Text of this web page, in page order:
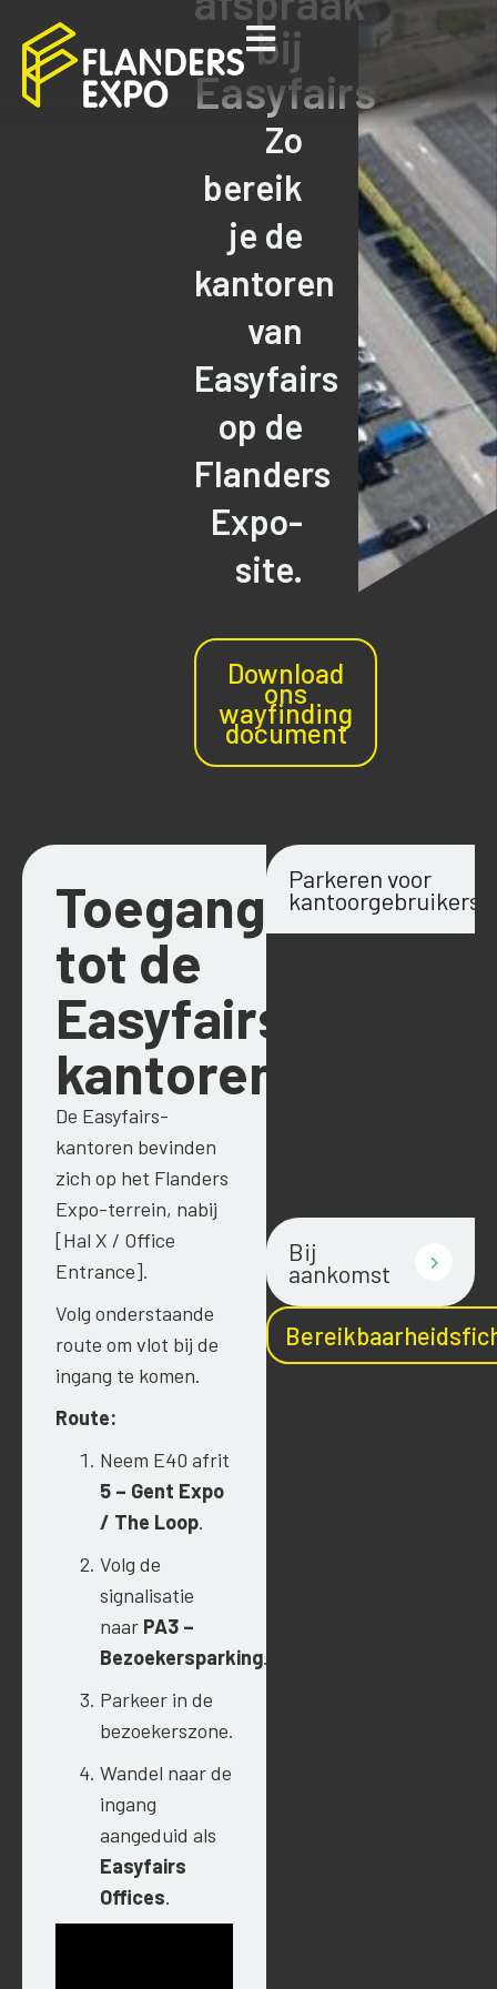
bij
Easyfairs
Zo
bereik
je de
kantoren
van
Easyfairs
op de
Flanders
Expo-
site.
Download
ons
wayfinding
document
Toegang
tot de
Easyfairs-
kantoren
De Easyfairs-
kantoren bevinden
zich op het Flanders
Expo-terrein, nabij
[Hal X / Office
Entrance].
Volg onderstaande
route om vlot bij de
ingang te komen.
Route:
Neem E40 afrit
5 – Gent Expo
/ The Loop.
Volg de
signalisatie
naar PA3 –
Bezoekersparking.
Parkeer in de
bezoekerszone.
Wandel naar de
ingang
aangeduid als
Easyfairs
Offices.
Parkeren voor
kantoorgebruikers
Bij
aankomst